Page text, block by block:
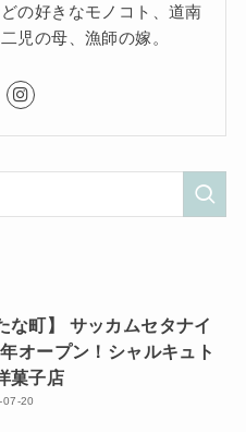
の好きなモノコト、道南
児の母、漁師の嫁。
な町】 サッカムセタナイ
年オープン！シャルキュト
菓子店
07-20